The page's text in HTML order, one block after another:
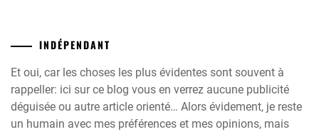
INDÉPENDANT
Et oui, car les choses les plus évidentes sont souvent à
rappeller: ici sur ce blog vous en verrez aucune publicité
déguisée ou autre article orienté… Alors évidement, je reste
un humain avec mes préférences et mes opinions, mais